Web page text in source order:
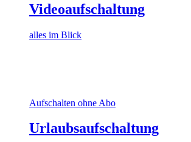
Videoaufschaltung
alles im Blick
Aufschalten ohne Abo
Urlaubsaufschaltung